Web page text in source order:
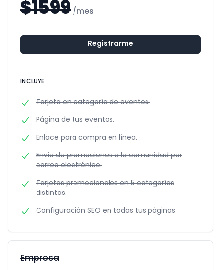
$1599 /mes
Registrarme
INCLUYE
Tarjeta en categoría de eventos.
Página de tus eventos.
Enlace para compra en línea.
Envio de promociones a la comunidad por
correo electrónico.
Tarjetas promocionales en 5 categorías
distintas.
Configuración SEO en todas tus páginas
Empresa